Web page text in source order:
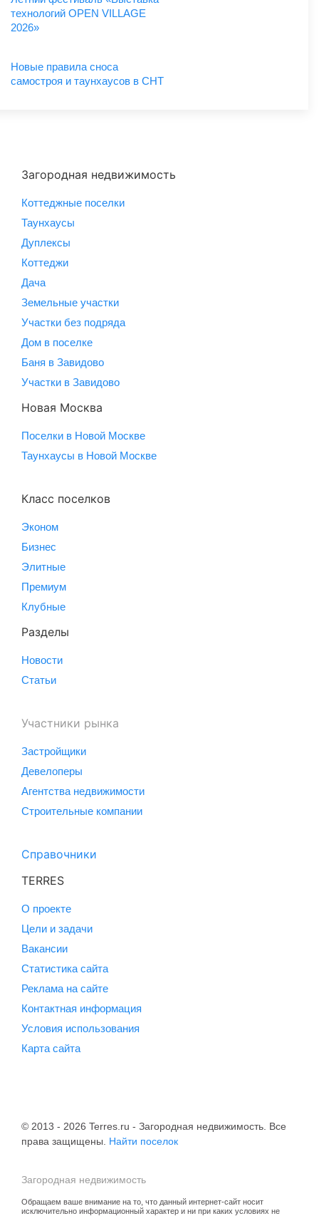
технологий OPEN VILLAGE
2026»
Новые правила сноса
самостроя и таунхаусов в СНТ
Загородная недвижимость
Коттеджные поселки
Таунхаусы
Дуплексы
Коттеджи
Дача
Земельные участки
Участки без подряда
Дом в поселке
Баня в Завидово
Участки в Завидово
Новая Москва
Поселки в Новой Москве
Таунхаусы в Новой Москве
Класс поселков
Эконом
Бизнес
Элитные
Премиум
Клубные
Разделы
Новости
Статьи
Участники рынка
Застройщики
Девелоперы
Агентства недвижимости
Строительные компании
Справочники
TERRES
О проекте
Цели и задачи
Вакансии
Статистика сайта
Реклама на сайте
Контактная информация
Условия использования
Карта сайта
© 2013 - 2026 Terres.ru - Загородная недвижимость. Все
права защищены. Найти поселок
Загородная недвижимость
Обращаем ваше внимание на то, что данный интернет-сайт носит
исключительно информационный характер и ни при каких условиях не